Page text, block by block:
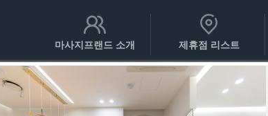
마사지프랜드 소개 제휴점 리스트